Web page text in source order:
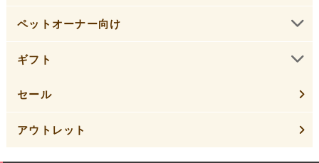
ペットオーナー向け
ギフト
セール
アウトレット